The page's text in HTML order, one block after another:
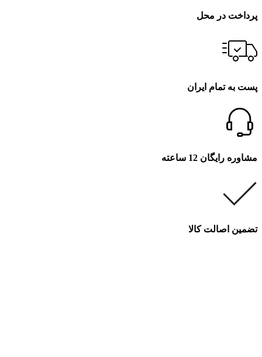
پرداخت در محل
پست به تمام ایران
مشاوره رایگان 12 ساعته
تضمین اصالت کالا